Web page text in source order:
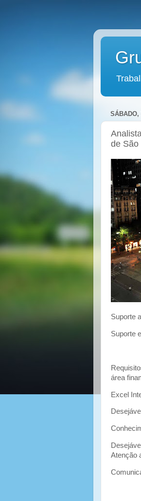
SÁBADO,
de São
Suporte
Suporte
área
Excel
Atenção